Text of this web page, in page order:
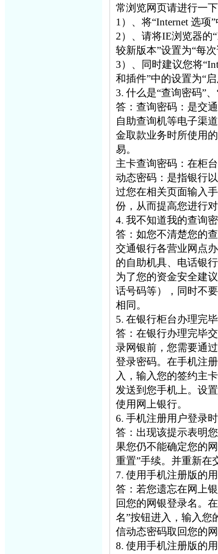
常浏览网页请进行一
1）、将“Internet 选项
2）、请将IE浏览器的
较新版本”设置为“每
3）、同时建议您将
和插件”中的设置为“
3. 什么是“查询密码”
答：查询密码：是交
自助查询机等电子渠
金取款业务时所使用
易。
主卡查询密码：在柜
动态密码：是指银行
过您在相关页面输入
份，从而提高您进行
4. 我不知道我的查询
答：如您不清楚您的
交通银行各营业网点
的自助机具、电话银
为了您的资金安全建
话号码等），同时不
相同。
5. 在银行柜台办理完
答：在银行办理完毕
录网银前，您需要通
登录密码。在手机注
入，输入您的签约主
发送到您手机上。设
使用网上银行。
6. 手机注册用户登录
答：出现该提示表明
果您仍不能确定您的
重置”手续。并重新在
7. 使用手机注册版的
答：若您遗忘在网上
回您的网银登录名。
名”按钮进入，输入您
信动态密码取回您的
8. 使用手机注册版的